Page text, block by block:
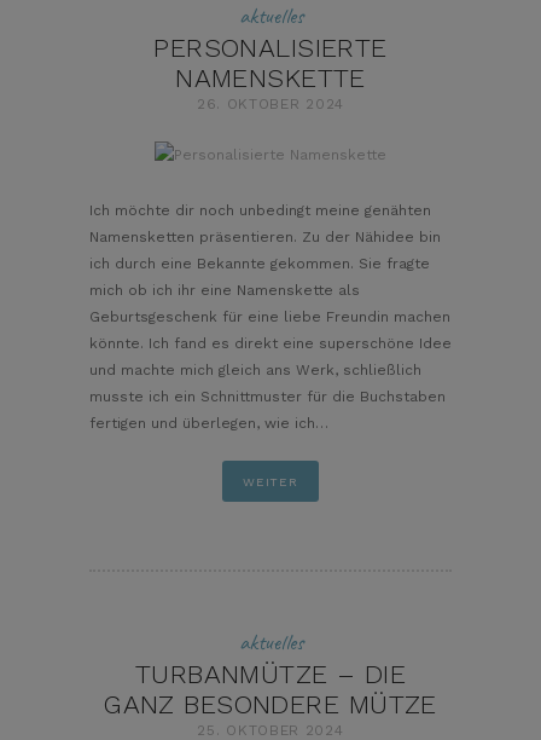
aktuelles
PERSONALISIERTE
NAMENSKETTE
26. OKTOBER 2024
pin it
Ich möchte dir noch unbedingt meine genähten
Namensketten präsentieren. Zu der Nähidee bin
ich durch eine Bekannte gekommen. Sie fragte
mich ob ich ihr eine Namenskette als
Geburtsgeschenk für eine liebe Freundin machen
könnte. Ich fand es direkt eine superschöne Idee
und machte mich gleich ans Werk, schließlich
musste ich ein Schnittmuster für die Buchstaben
fertigen und überlegen, wie ich…
WEITER
aktuelles
TURBANMÜTZE – DIE
GANZ BESONDERE MÜTZE
25. OKTOBER 2024